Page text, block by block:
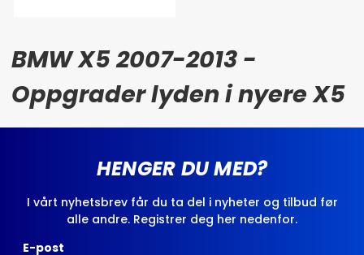
BMW X5 2007-2013 -
Oppgrader lyden i nyere X5
HENGER DU MED?
I vårt nyhetsbrev får du ta del i nyheter og tilbud før
alle andre. Registrer deg her nedenfor.
E-post